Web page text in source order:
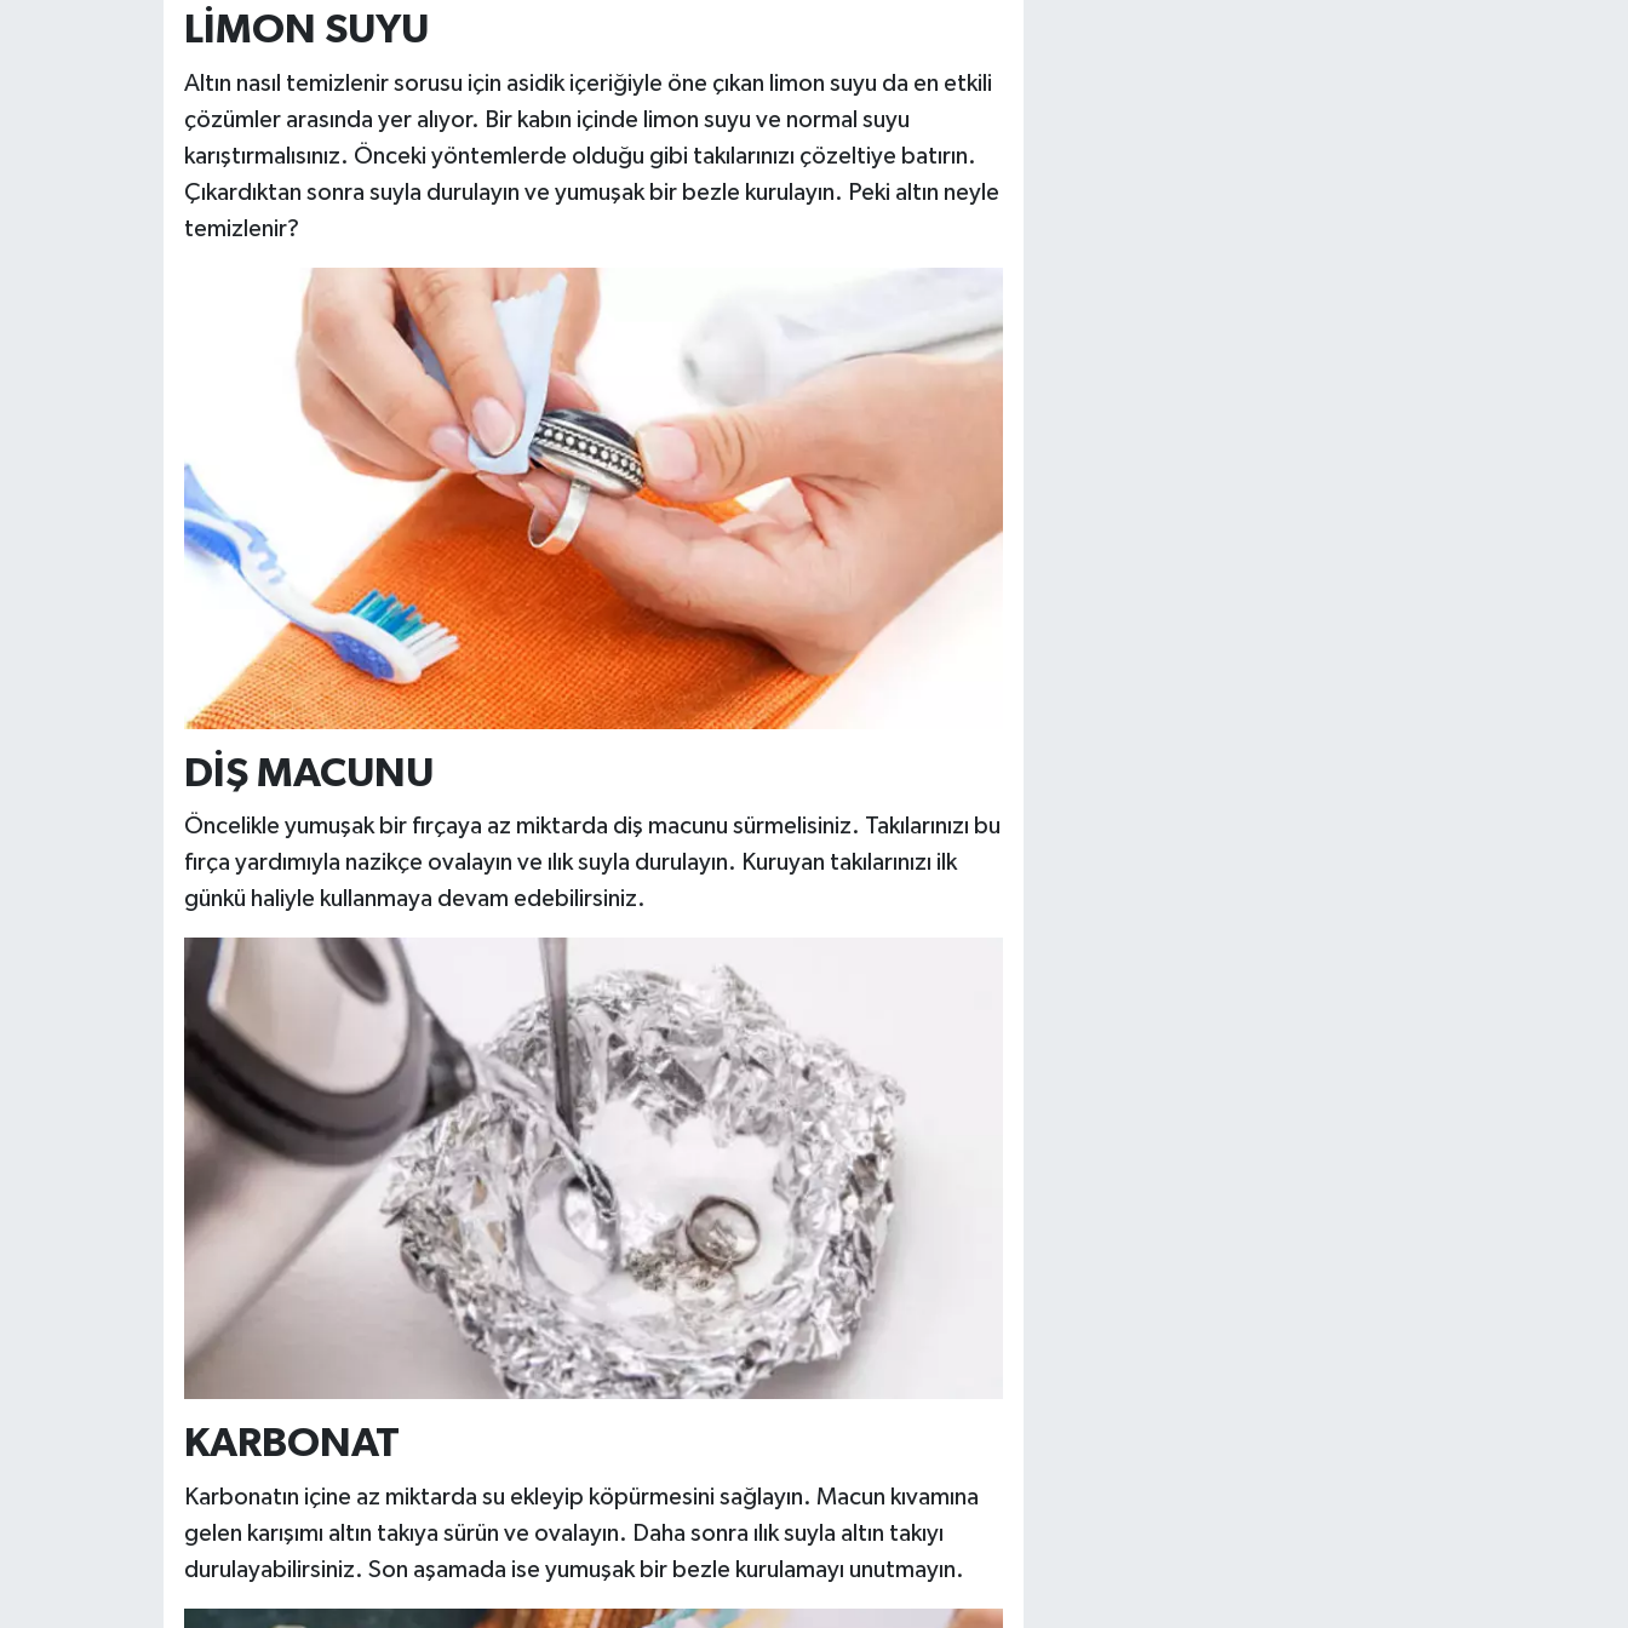
LİMON SUYU
Altın nasıl temizlenir sorusu için asidik içeriğiyle öne çıkan limon suyu da en etkili
çözümler arasında yer alıyor. Bir kabın içinde limon suyu ve normal suyu
karıştırmalısınız. Önceki yöntemlerde olduğu gibi takılarınızı çözeltiye batırın.
Çıkardıktan sonra suyla durulayın ve yumuşak bir bezle kurulayın. Peki altın neyle
temizlenir?
DİŞ MACUNU
Öncelikle yumuşak bir fırçaya az miktarda diş macunu sürmelisiniz. Takılarınızı bu
fırça yardımıyla nazikçe ovalayın ve ılık suyla durulayın. Kuruyan takılarınızı ilk
günkü haliyle kullanmaya devam edebilirsiniz.
KARBONAT
Karbonatın içine az miktarda su ekleyip köpürmesini sağlayın. Macun kıvamına
gelen karışımı altın takıya sürün ve ovalayın. Daha sonra ılık suyla altın takıyı
durulayabilirsiniz. Son aşamada ise yumuşak bir bezle kurulamayı unutmayın.